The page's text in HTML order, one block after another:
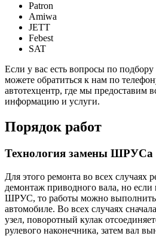
Patron
Amiwa
JETT
Febest
SAT
Если у вас есть вопросы по
можете обратиться к нам по
автотехцентр, где мы предоставим
информацию и услуги.
Порядок работ
Технология замены ШРУСа
Для этого ремонта во всех случаях
демонтаж приводного вала, но
ШРУС, то работы можно выполнить
автомобиле. Во всех случаях
узел, поворотный кулак
рулевого наконечника, затем вал